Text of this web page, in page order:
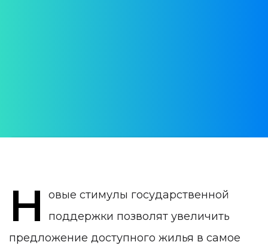
21 September 2024
Н
овые стимулы государственной
поддержки позволят увеличить
предложение доступного жилья в самое